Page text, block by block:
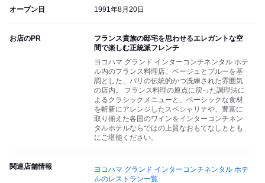
オープン日 1991年8月20日
お店のPR
フランス貴族の邸宅を思わせるエレガントな空
間で楽しむ正統派フレンチ
ヨコハマ グランド インターコンチネンタル ホテ
ル内のフランス料理店。ベージュとブルーを基
調とした、パリの伝統的かつ洗練された雰囲気
の店内。 フランス料理の原点に戻った調理法に
よるクラシックメニューと、ベーシックな食材
を斬新にアレンジしたスペシャリテや、豊富に
取り揃えた各国のワインをインターコンチネン
タルホテルならではの上質なおもてなしととも
にご堪能ください。
関連店舗情報
ヨコハマ グランド インターコンチネンタル ホテ
ルのレストラン一覧